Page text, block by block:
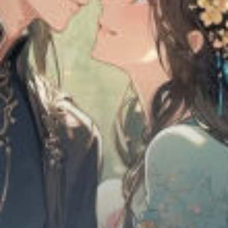
Chữa Lành
Sủng
Trả Thù
Gia Đình
Hài Hước
Trọng Sinh
Hào Môn Thế Gia